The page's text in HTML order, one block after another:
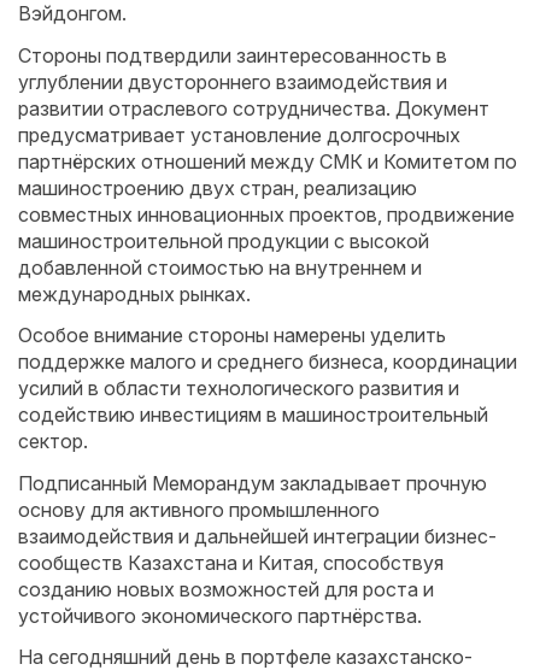
Вэйдонгом.
Стороны подтвердили заинтересованность в
углублении двустороннего взаимодействия и
развитии отраслевого сотрудничества. Документ
предусматривает установление долгосрочных
партнёрских отношений между СМК и Комитетом по
машиностроению двух стран, реализацию
совместных инновационных проектов, продвижение
машиностроительной продукции с высокой
добавленной стоимостью на внутреннем и
международных рынках.
Особое внимание стороны намерены уделить
поддержке малого и среднего бизнеса, координации
усилий в области технологического развития и
содействию инвестициям в машиностроительный
сектор.
Подписанный Меморандум закладывает прочную
основу для активного промышленного
взаимодействия и дальнейшей интеграции бизнес-
сообществ Казахстана и Китая, способствуя
созданию новых возможностей для роста и
устойчивого экономического партнёрства.
На сегодняшний день в портфеле казахстанско-